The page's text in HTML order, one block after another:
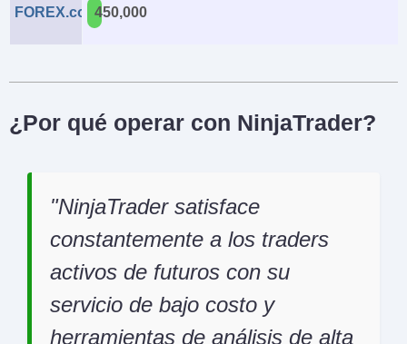
FOREX.com450,000
¿Por qué operar con NinjaTrader?
NinjaTrader satisface
constantemente a los traders
activos de futuros con su
servicio de bajo costo y
herramientas de análisis de alta